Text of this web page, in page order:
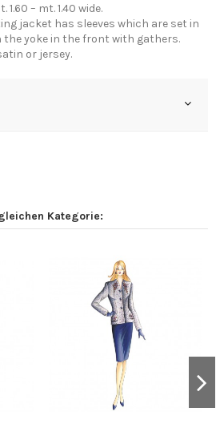
– mt. 1.40 wide.
jacket has sleeves which are set in
the yoke in the front with gathers.
or jersey.
Kategorie: